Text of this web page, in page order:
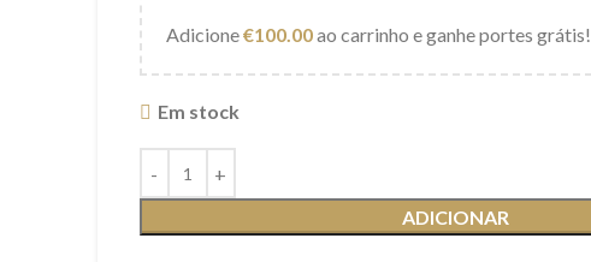
Adicione€100.00ao carrinho e ganhe portes grátis!
Em stock
ADICIONAR